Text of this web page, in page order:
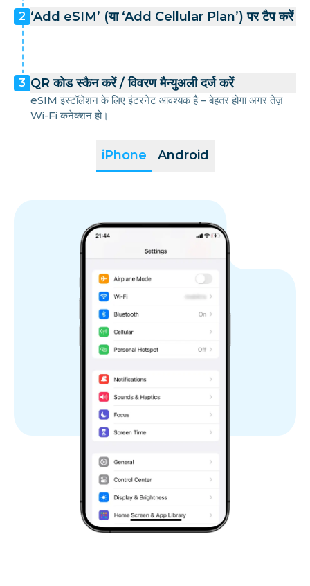
iPhone Android
2 ‘Add eSIM’ (या ‘Add Cellular Plan’) पर टैप करें
3 QR कोड स्कैन करें / विवरण मैन्युअली दर्ज करें
eSIM इंस्टॉलेशन के लिए इंटरनेट आवश्यक है – बेहतर होगा अगर तेज़
Wi-Fi कनेक्शन हो।